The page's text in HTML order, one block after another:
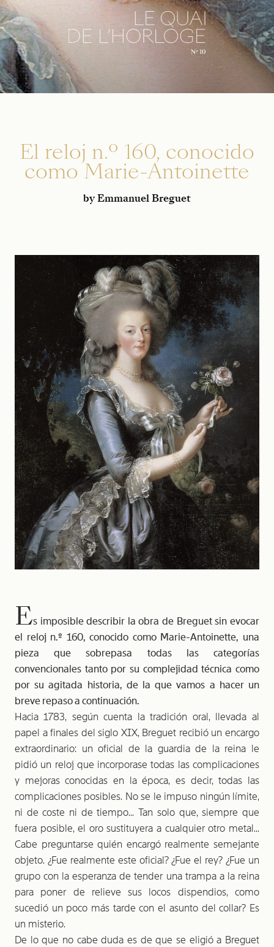
El reloj n.º 160, conocido
como Marie-Antoinette
by Emmanuel Breguet
Es imposible describir la obra de Breguet sin evocar
el reloj n.º 160, conocido como Marie-Antoinette, una
pieza que sobrepasa todas las categorías
convencionales tanto por su complejidad técnica como
por su agitada historia, de la que vamos a hacer un
breve repaso a continuación.
Hacia 1783, según cuenta la tradición oral, llevada al
papel a finales del siglo XIX, Breguet recibió un encargo
extraordinario: un oficial de la guardia de la reina le
pidió un reloj que incorporase todas las complicaciones
y mejoras conocidas en la época, es decir, todas las
complicaciones posibles. No se le impuso ningún límite,
ni de coste ni de tiempo... Tan solo que, siempre que
fuera posible, el oro sustituyera a cualquier otro metal...
Cabe preguntarse quién encargó realmente semejante
objeto. ¿Fue realmente este oficial? ¿Fue el rey? ¿Fue un
grupo con la esperanza de tender una trampa a la reina
para poner de relieve sus locos dispendios, como
sucedió un poco más tarde con el asunto del collar? Es
un misterio.
De lo que no cabe duda es de que se eligió a Breguet